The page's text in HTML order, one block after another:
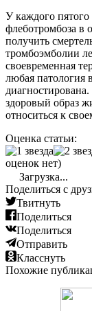
У каждого пятого
флеботромбоза в
получить
тромбоэмболии
своевременная
любая патология
здоровый образ
относиться к
Оценка статьи:
оценок нет)
Загрузка...
Поделиться с
Твитнуть
Поделиться
Поделиться
Отправить
Класснуть
Похожие